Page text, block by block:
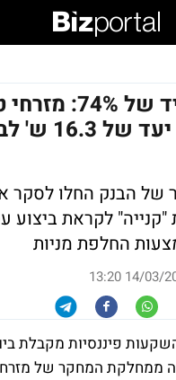
רואים אפסייד של
מצמיד מחיר
הבנק החלו לסקר
לקראת ביצוע
החלפת מניות
14/03/2010
פיננסיות מקבלת
ממחלקת המחקר של